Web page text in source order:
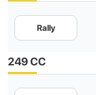
Rally
249 CC